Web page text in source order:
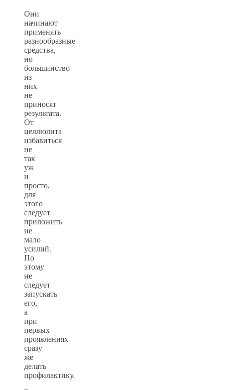
Они
начинают
применять
разнообразные
средства,
но
большинство
из
них
не
приносят
результата.
От
целлюлита
избавиться
не
так
уж
и
просто,
для
этого
следует
приложить
не
мало
усилий.
По
этому
не
следует
запускать
его,
а
при
первых
проявлениях
сразу
же
делать
профилактику.